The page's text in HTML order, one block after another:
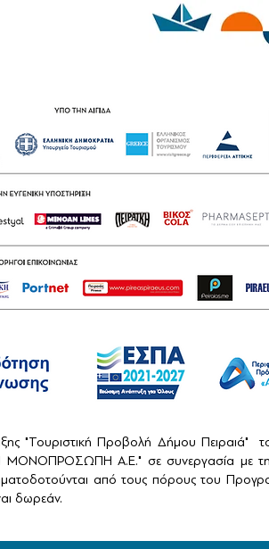
"Τουριστική Προβολή Δήμου Πειραιά"
ΜΟΝΟΠΡΟΣΩΠΗ Α.Ε." σε συνεργασία με τη
από τους πόρους του
δωρεάν.